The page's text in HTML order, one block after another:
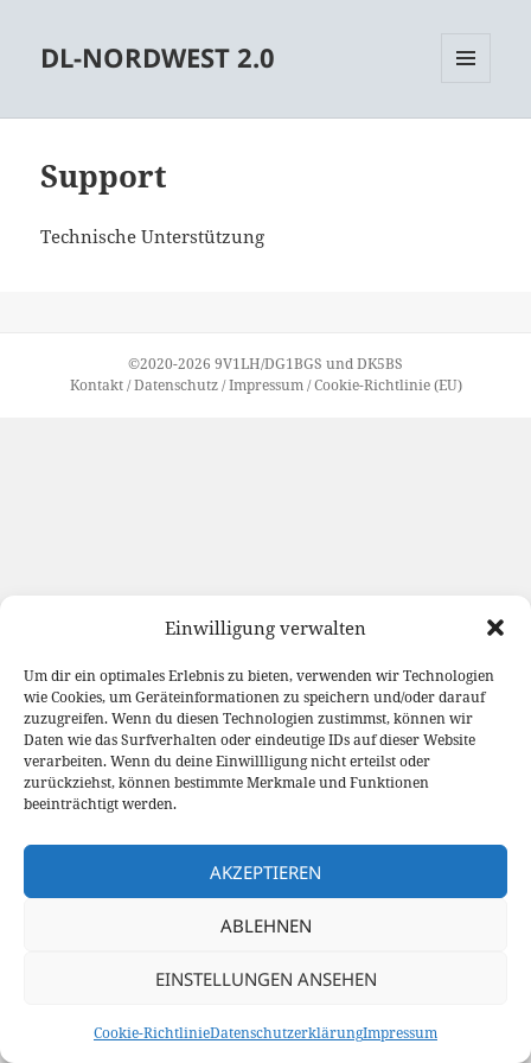
Einwilligung verwalten
Um dir ein optimales Erlebnis zu bieten, verwenden wir Technologien
wie Cookies, um Geräteinformationen zu speichern und/oder darauf
zuzugreifen. Wenn du diesen Technologien zustimmst, können wir
Daten wie das Surfverhalten oder eindeutige IDs auf dieser Website
verarbeiten. Wenn du deine Einwillligung nicht erteilst oder
zurückziehst, können bestimmte Merkmale und Funktionen
beeinträchtigt werden.
AKZEPTIEREN
ABLEHNEN
EINSTELLUNGEN ANSEHEN
Cookie-RichtlinieDatenschutzerklärungImpressum
DL-NORDWEST 2.0
Support
Technische Unterstützung
©2020-2026 9V1LH/DG1BGS undDK5BS
Kontakt/Datenschutz/Impressum/Cookie-Richtlinie (EU)